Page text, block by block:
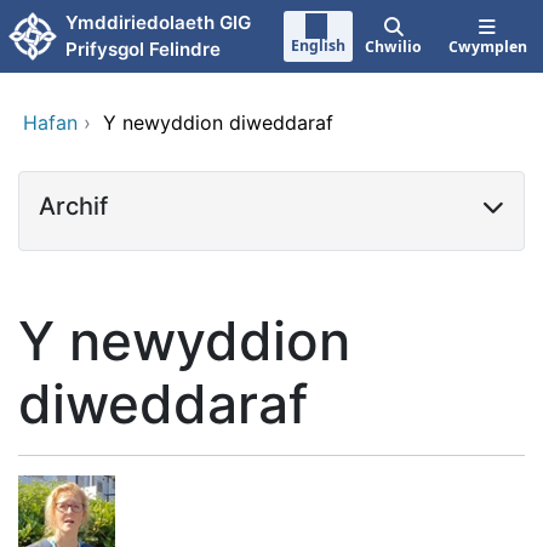
Neidio i'r prif gynnwy
Ymddiriedolaeth GIG
Prifysgol Felindre
English Chwilio Cwymplen
Hafan › Y newyddion diweddaraf
Archif
Y newyddion
diweddaraf